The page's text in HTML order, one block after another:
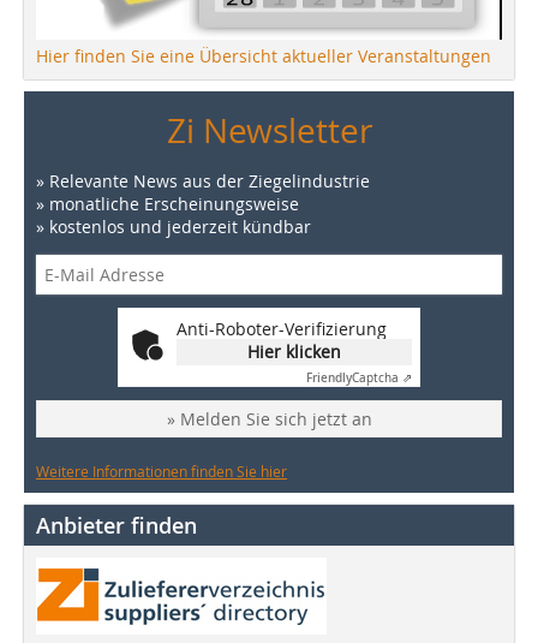
Hier finden Sie eine Übersicht aktueller Veranstaltungen
Zi Newsletter
» Relevante News aus der Ziegelindustrie
» monatliche Erscheinungsweise
» kostenlos und jederzeit kündbar
Anti-Roboter-Verifizierung
Hier klicken
FriendlyCaptcha ⇗
» Melden Sie sich jetzt an
Weitere Informationen finden Sie hier
Anbieter finden